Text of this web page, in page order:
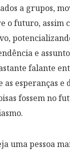
a grupos,
o futuro, assim
e
falante
esperanças e
fossem no
uma pessoa